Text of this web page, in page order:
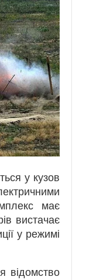
у кузов
має
вистачає
у режимі
відомство